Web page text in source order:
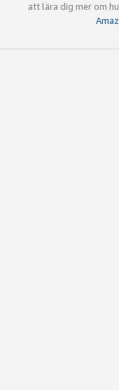
att lära dig mer om